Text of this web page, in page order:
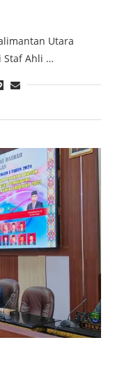
Utara
Staf Ahli …